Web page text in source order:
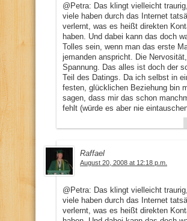
@Petra: Das klingt vielleicht
viele haben durch das Internet
verlernt, was es heißt direkten
haben. Und dabei kann das doch
Tolles sein, wenn man das erste
jemanden anspricht. Die
Spannung. Das alles ist doch der
Teil des Datings. Da ich selbst in
festen, glücklichen Beziehung bin
sagen, dass mir das schon
fehlt (würde es aber nie
Raffael
August 20, 2008 at 12:18 p.m.
@Petra: Das klingt vielleicht
viele haben durch das Internet
verlernt, was es heißt direkten